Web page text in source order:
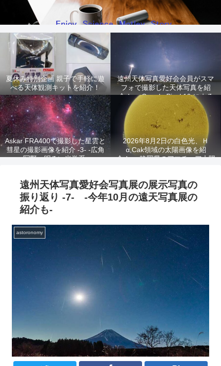
夏休み特別企画 親子で手軽に遊
べる天体観測キットを紹介！
遠州天体写真愛好会会員がスマ
フォで撮影した天体写真を紹
介！ -Google Pixel 10 による
星景写真-
Askar FRA400で撮影した星雲と
彗星の撮影画像を紹介 -3- -広角
写野、明るい光学系-
2026年8月2日の白色光、Ｈ
α,Cak領域の太陽画像を紹
介！ -静岡県のアマチュア太陽
遠州天体写真愛好会写真展の展示写真の
振り返り -7- -今年10月の遠天写真展の
紹介も-
astoronomy